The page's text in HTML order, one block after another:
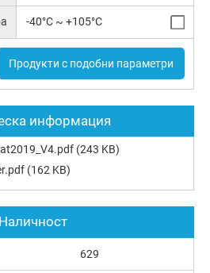
-40°C ~ +105°C
Продукти с подобни параметри
информация
(243 KB)
(162 KB)
Наличност
629